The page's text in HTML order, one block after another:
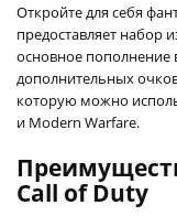
Откройте для себя
предоставляет набор
основное пополнение
дополнительных
которую можно
и Modern Warfare.
Call of Duty